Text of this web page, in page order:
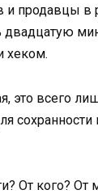
и продавцы в
двадцатую
хеком.
это всего
От кого? От